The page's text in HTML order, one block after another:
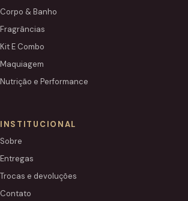
Corpo & Banho
Fragrâncias
Kit E Combo
Maquiagem
Nutrição e Performance
INSTITUCIONAL
Sobre
Entregas
Trocas e devoluções
Contato